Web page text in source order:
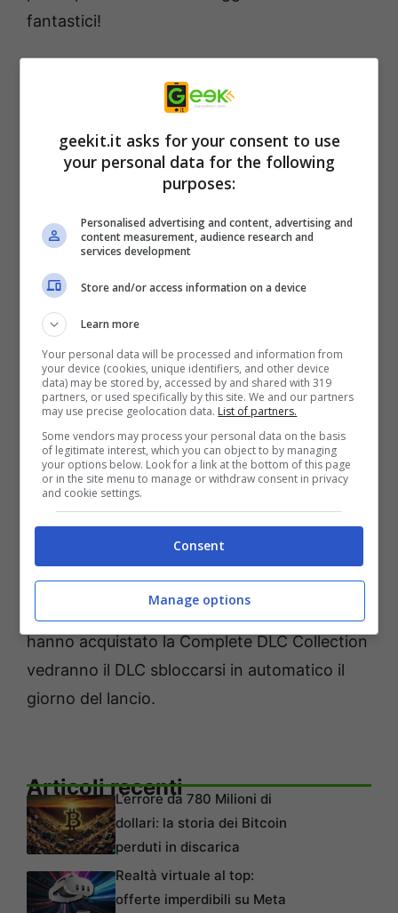
fantastici!
Battle Rally DLCDettagli –
Nome:Battle Rally
Data d’uscita:21 gennaio, 2020
Piattaforme– PS4 / PC
potrà essere acquistato
separatamente dal giorno del lancio tramite il
Sony Store e l’Epic Game Store. Gli utenti che
hanno acquistato la Complete DLC Collection
vedranno il DLC sbloccarsi in automatico il
giorno del lancio.
Articoli recentiL’errore da 780 Milioni di
dollari: la storia dei Bitcoin
perduti in discarica
Realtà virtuale al top:
offerte imperdibili su Meta
geekit.it asks for your consent to use
your personal data for the following
purposes:
Personalised advertising and content, advertising and
content measurement, audience research and
services development
Store and/or access information on a device
Learn more
Your personal data will be processed and information from
your device (cookies, unique identifiers, and other device
data) may be stored by, accessed by and shared with 319
partners, or used specifically by this site. We and our partners
may use precise geolocation data. List of partners.
Some vendors may process your personal data on the basis
of legitimate interest, which you can object to by managing
your options below. Look for a link at the bottom of this page
or in the site menu to manage or withdraw consent in privacy
and cookie settings.
Consent
Manage options